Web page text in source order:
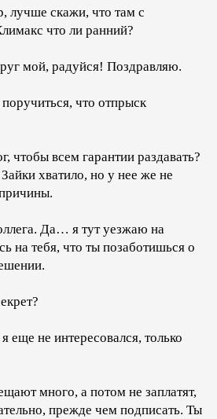
лучше скажи, что там с
что ли ранний?
мой, радуйся! Поздравляю.
что отпрыск
чтобы всем гарантии раздавать?
хватило, но у нее же не
Да… я тут уезжаю на
на тебя, что ты позаботишься о
еще не интересовался, только
много, а потом не заплатят,
прежде чем подписать. Ты